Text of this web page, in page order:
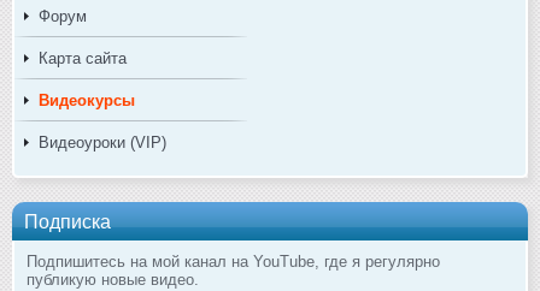
Форум
Карта сайта
Видеокурсы
Видеоуроки (VIP)
Подписка
Подпишитесь на мой канал на YouTube, где я регулярно
публикую новые видео.